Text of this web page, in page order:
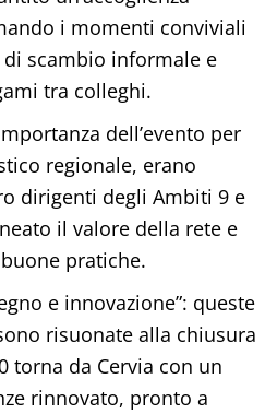
i momenti conviviali
scambio informale e
tra colleghi.
dell’evento per
regionale, erano
dirigenti degli Ambiti 9 e
il valore della rete e
pratiche.
e innovazione”: queste
risuonate alla chiusura
torna da Cervia con un
rinnovato, pronto a